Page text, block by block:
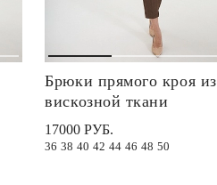
Брюки прямого кроя из
вискозной ткани
17000 РУБ.
36 38 40 42 44 46 48 50